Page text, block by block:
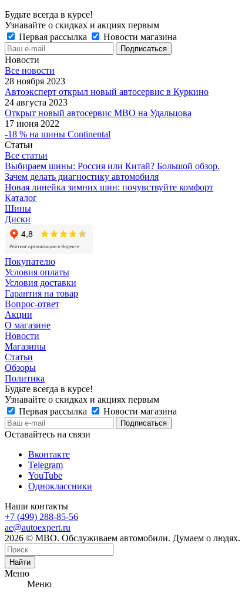
Будьте всегда в курсе!
Узнавайте о скидках и акциях первым
Первая рассылка
Новости магазина
Новости
Все новости
28 ноября 2023
Автоэксперт открыл новый автосервис в Куркино
24 августа 2023
Открыт новый автосервис МВО на Удальцова
17 июня 2022
-18 % на шины Continental
Статьи
Все статьи
Выбираем шины: Россия или Китай? Большой обзор.
Зачем делать диагностику автомобиля
Новая линейка зимних шин: почувствуйте комфорт
Каталог
Шины
Диски
Покупателю
Условия оплаты
Условия доставки
Гарантия на товар
Вопрос-ответ
Акции
О магазине
Новости
Магазины
Статьи
Обзоры
Политика
Будьте всегда в курсе!
Узнавайте о скидках и акциях первым
Первая рассылка
Новости магазина
Оставайтесь на связи
Вконтакте
Telegram
YouTube
Одноклассники
Наши контакты
+7 (499) 288-85-56
ae@autoexpert.ru
2026 © МВО. Обслуживаем автомобили. Думаем о людях.
Найти
Меню
Меню